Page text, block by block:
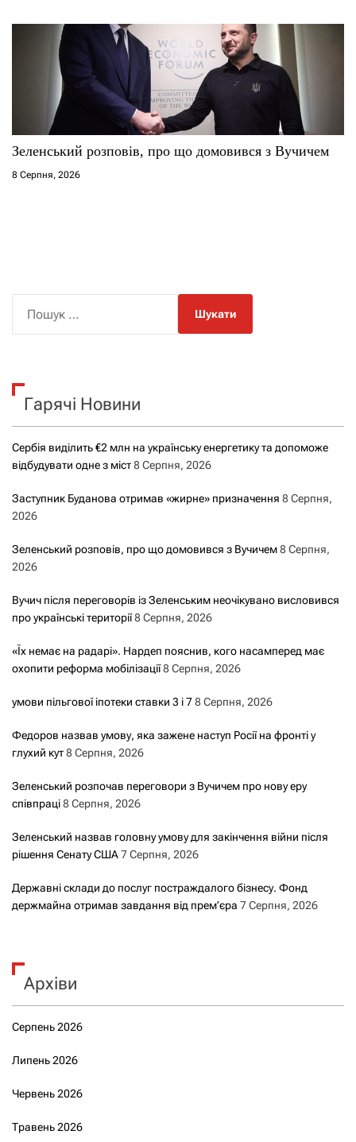
Зеленський розповів, про що домовився з Вучичем
8 Серпня, 2026
к
Гарячі Новини
Сербія виділить €2 млн на українську енергетику та допоможе
відбудувати одне з міст8 Серпня, 2026
Заступник Буданова отримав «жирне» призначення 8 Серпня,
2026
Зеленський розповів, про що домовився з Вучичем8 Серпня,
2026
Вучич після переговорів із Зеленським неочікувано висловився
про українські території8 Серпня, 2026
«Їх немає на радарі». Нардеп пояснив, кого насамперед має
охопити реформа мобілізації8 Серпня, 2026
умови пільгової іпотеки ставки 3 і 78 Серпня, 2026
Федоров назвав умову, яка зажене наступ Росії на фронті у
глухий кут8 Серпня, 2026
Зеленський розпочав переговори з Вучичем про нову еру
співпраці8 Серпня, 2026
Зеленський назвав головну умову для закінчення війни після
рішення Сенату США7 Серпня, 2026
Державні склади до послуг постраждалого бізнесу. Фонд
держмайна отримав завдання від прем’єра 7 Серпня, 2026
Архіви
Серпень 2026
Липень 2026
Червень 2026
Травень 2026